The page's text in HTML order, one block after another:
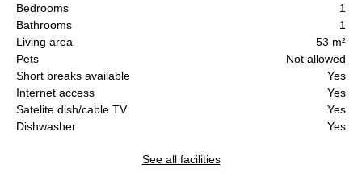
Bedrooms
1
Bathrooms
1
Living area
53 m²
Pets
Not allowed
Short breaks available
Yes
Internet access
Yes
Satelite dish/cable TV
Yes
Dishwasher
Yes
See all facilities